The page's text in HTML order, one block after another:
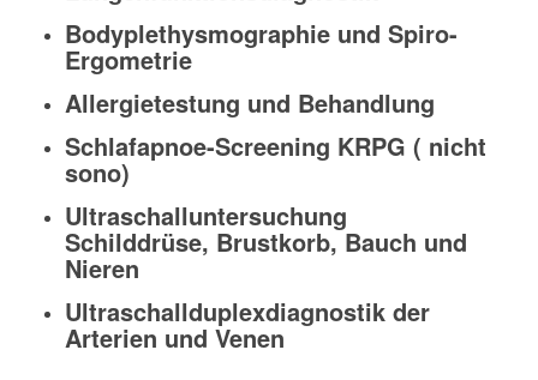
Bodyplethysmographie und Spiro-
Ergometrie
Allergietestung und Behandlung
Schlafapnoe-Screening KRPG ( nicht
sono)
Ultraschalluntersuchung
Schilddrüse, Brustkorb, Bauch und
Nieren
Ultraschallduplexdiagnostik der
Arterien und Venen